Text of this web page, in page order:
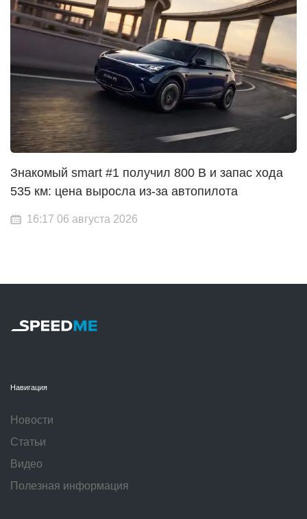
Знакомый smart #1 получил 800 В и запас хода
535 км: цена выросла из-за автопилота
16:17 06 августа 2026
Навигация
Новости
Статьи
Видео
Полезная информация